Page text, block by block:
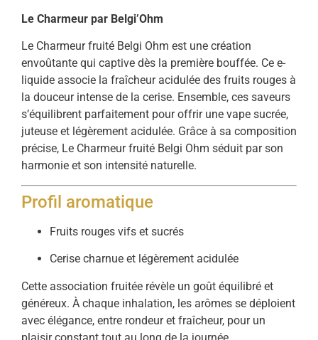
Le Charmeur par Belgi’Ohm
Le Charmeur fruité Belgi Ohm est une création
envoûtante qui captive dès la première bouffée. Ce e-
liquide associe la fraîcheur acidulée des fruits rouges à
la douceur intense de la cerise. Ensemble, ces saveurs
s’équilibrent parfaitement pour offrir une vape sucrée,
juteuse et légèrement acidulée. Grâce à sa composition
précise, Le Charmeur fruité Belgi Ohm séduit par son
harmonie et son intensité naturelle.
Profil aromatique
Fruits rouges vifs et sucrés
Cerise charnue et légèrement acidulée
Cette association fruitée révèle un goût équilibré et
généreux. À chaque inhalation, les arômes se déploient
avec élégance, entre rondeur et fraîcheur, pour un
plaisir constant tout au long de la journée.